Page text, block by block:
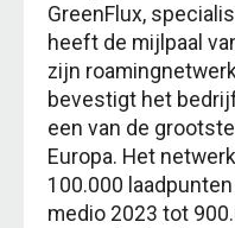
GreenFlux,
heeft de mijlpaal
zijn
bevestigt het
een van de
Europa. Het
100.000
medio 2023 tot